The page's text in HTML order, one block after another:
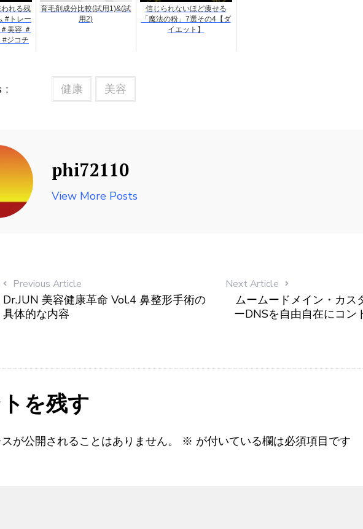
れる残
#トレー
美容 ＃
ジコチ
育毛剤成分比較(試用1)&(試
用2)
信じられないほど痩せる
「魔法の粉」7選その4【ダ
イエット】
: 健康 美容
phi72110
View More Posts
Previous Article
Dr.JUN 美容健康革命 Vol.4 鼻整形手術の
具体的な内容
Next Article
ムームードメイン・カス
ーDNSを自由自在にコン
を残す
が公開されることはありません。 ※ が付いている欄は必須項目です